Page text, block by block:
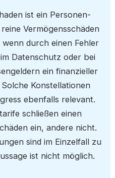
ist ein Personen-
Vermögensschäden
durch einen Fehler
Datenschutz oder bei
ein finanzieller
Konstellationen
ebenfalls relevant.
schließen einen
ein, andere nicht.
sind im Einzelfall zu
ist nicht möglich.